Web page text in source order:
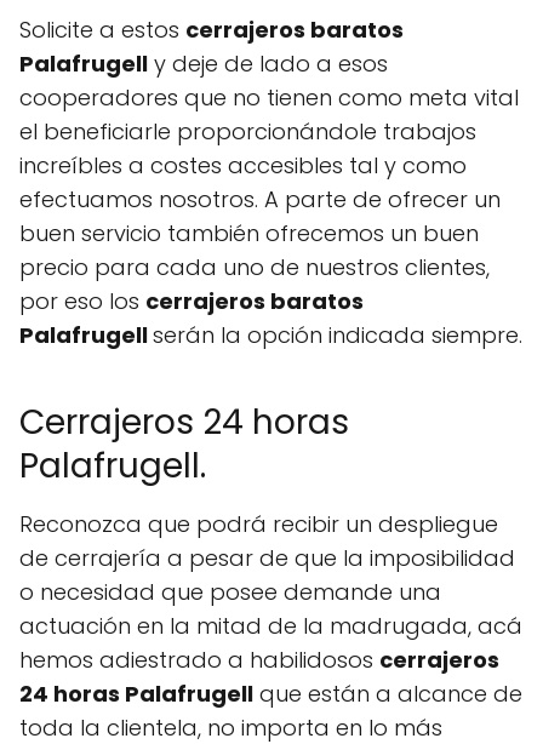
Solicite a estos cerrajeros baratos
Palafrugell y deje de lado a esos
cooperadores que no tienen como meta vital
el beneficiarle proporcionándole trabajos
increíbles a costes accesibles tal y como
efectuamos nosotros. A parte de ofrecer un
buen servicio también ofrecemos un buen
precio para cada uno de nuestros clientes,
por eso los cerrajeros baratos
Palafrugellserán la opción indicada siempre.
Cerrajeros 24 horas
Palafrugell.
Reconozca que podrá recibir un despliegue
de cerrajería a pesar de que la imposibilidad
o necesidad que posee demande una
actuación en la mitad de la madrugada, acá
hemos adiestrado a habilidosos cerrajeros
24 horas Palafrugell que están a alcance de
toda la clientela, no importa en lo más